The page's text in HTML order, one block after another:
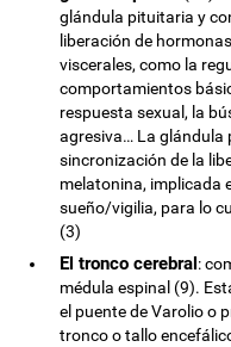
glándula pituitaria y
liberación de
viscerales, como la
comportamientos
respuesta sexual, la
agresiva… La glándula
sincronización de la
melatonina, implicada
sueño/vigilia, para lo
(3)
El tronco cerebral:
médula espinal (9).
el puente de Varolio o
tronco o tallo